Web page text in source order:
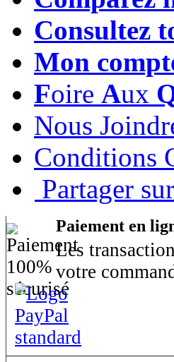
Consultez
Mon
Foire Aux
Nous
Conditions
Partager
Paiement en
Les
votre